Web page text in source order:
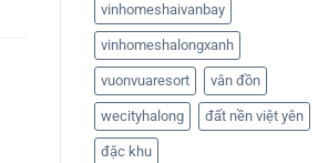
vinhomeshaivanbay
vinhomeshalongxanh
vuonvuaresort vân đồn
wecityhalong đất nền việt yên
đặc khu